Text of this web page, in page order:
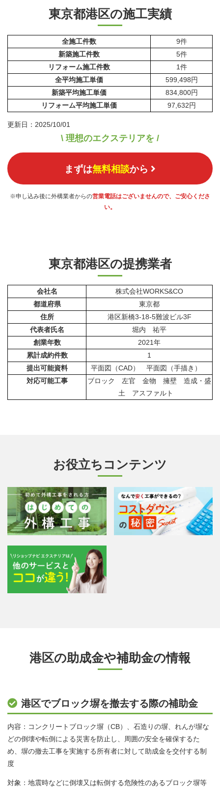
東京都港区の施工実績
全施工件数
9件
新築施工件数
5件
リフォーム施工件数
1件
全平均施工単価
599,498円
新築平均施工単価
834,800円
リフォーム平均施工単価
97,632円
更新日：2025/10/01
\ 理想のエクステリアを /
まずは無料相談から
※申し込み後に外構業者からの営業電話はございませんので、ご安心くださ
い。
東京都港区の提携業者
会社名
株式会社WORKS&CO
都道府県
東京都
住所
港区新橋3-18-5難波ビル3F
代表者氏名
堀内 祐平
創業年数
2021年
累計成約件数
1
提出可能資料
平面図（CAD） 平面図（手描き）
対応可能工事
ブロック 左官 金物 擁壁 造成・盛
土 アスファルト
お役立ちコンテンツ
港区の助成金や補助金の情報
港区でブロック塀を撤去する際の補助金
内容：コンクリートブロック塀（CB）、石造りの塀、れんが塀な
どの倒壊や転倒による災害を防止し、周囲の安全を確保するた
め、塀の撤去工事を実施する所有者に対して助成金を交付する制
度
対象：地震時などに倒壊又は転倒する危険性のあるブロック塀等